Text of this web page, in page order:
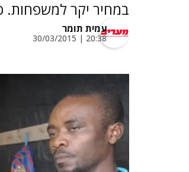
במחיר יקר למשפחות. כ-5% מהילדים סבלו מעיכוב
עמית תומר
20:38 | 30/03/2015